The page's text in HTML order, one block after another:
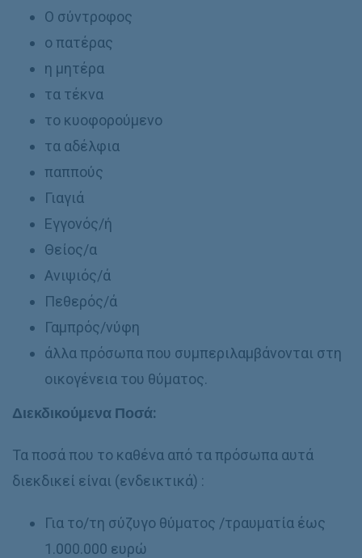
Ο σύντροφος
ο πατέρας
η μητέρα
τα τέκνα
το κυοφορούμενο
τα αδέλφια
παππούς
Γιαγιά
Εγγονός/ή
Θείος/α
Ανιψιός/ά
Πεθερός/ά
Γαμπρός/νύφη
άλλα πρόσωπα που συμπεριλαμβάνονται στη
οικογένεια του θύματος.
Διεκδικούμενα Ποσά:
Τα ποσά που το καθένα από τα πρόσωπα αυτά
διεκδικεί είναι (ενδεικτικά) :
Για το/τη σύζυγο θύματος /τραυματία έως
1.000.000 ευρώ